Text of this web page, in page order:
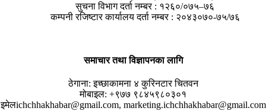
सुचना विभाग दर्ता नम्बर : १२६०/०७५–७६
कम्पनी रजिष्टार कार्यालय दर्ता नम्बर : २०४३०७०-७५/७६
समाचार तथा विज्ञापनका लागि
ठेगाना: इच्छाकामना ४ कुरिनटार चितवन
मोबाइल: +९७७ ९८४५९८०३०१
इमेलichchhakhabar@gmail.com, marketing.ichchhakhabar@gmail.com